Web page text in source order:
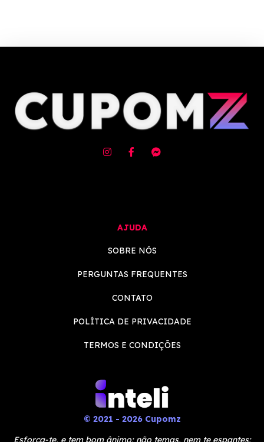
AJUDA
SOBRE NÓS
PERGUNTAS FREQUENTES
CONTATO
POLÍTICA DE PRIVACIDADE
TERMOS E CONDIÇÕES
© 2021 - 2026 Cupomz
Esforça-te, e tem bom ânimo; não temas, nem te espantes;